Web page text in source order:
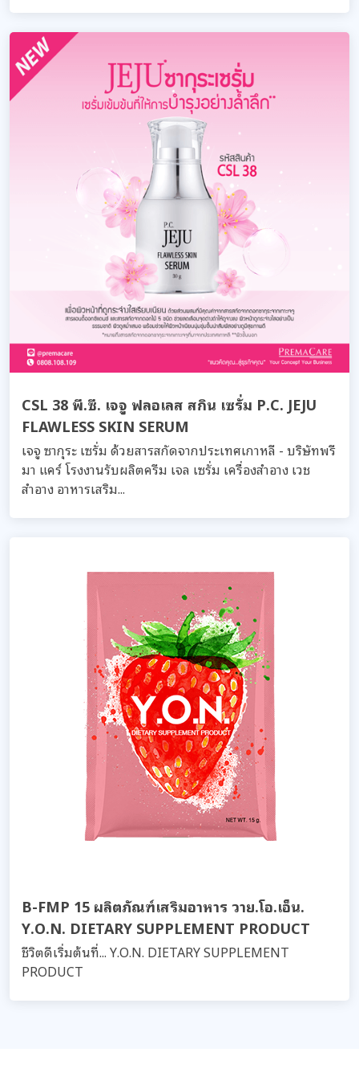
CSL 38 พี.ซี. เจจู ฟลอเลส สกิน เซรั่ม P.C. JEJU
FLAWLESS SKIN SERUM
เจจู ซากุระ เซรั่ม ด้วยสารสกัดจากประเทศเกาหลี - บริษัทพรี
มา แคร์ โรงงานรับผลิตครีม เจล เซรั่ม เครื่องสำอาง เวช
สำอาง อาหารเสริม...
B-FMP 15 ผลิตภัณฑ์เสริมอาหาร วาย.โอ.เอ็น.
Y.O.N. DIETARY SUPPLEMENT PRODUCT
ชีวิตดีเริ่มต้นที่... Y.O.N. DIETARY SUPPLEMENT
PRODUCT